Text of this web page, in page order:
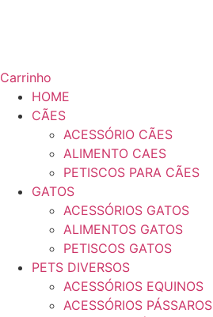
Carrinho
HOME
CÃES
ACESSÓRIO CÃES
ALIMENTO CAES
PETISCOS PARA CÃES
GATOS
ACESSÓRIOS GATOS
ALIMENTOS GATOS
PETISCOS GATOS
PETS DIVERSOS
ACESSÓRIOS EQUINOS
ACESSÓRIOS PÁSSAROS